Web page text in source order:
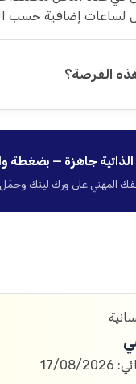
لساعات إضافية حسب
الفرصة؟
جاهزة — بضغطة
المهني على ورك لينك وحمّل
2026